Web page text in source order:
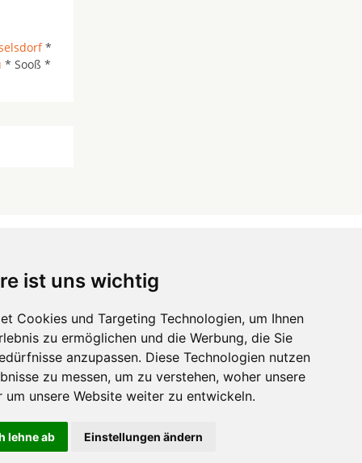
ist uns wichtig
Cookies und Targeting Technologien, um Ihnen
zu ermöglichen und die Werbung, die Sie
anzupassen. Diese Technologien nutzen
zu messen, um zu verstehen, woher unsere
um unsere Website weiter zu entwickeln.
lehne ab Einstellungen ändern
*
* Sooß *
...
Hörgeräte die-endverbraucher.com